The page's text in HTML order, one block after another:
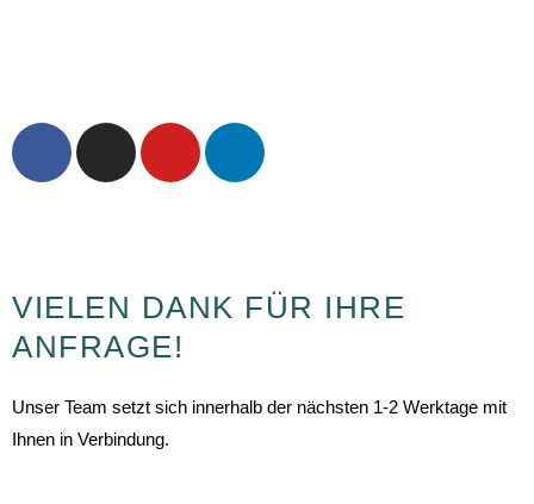
F
o
k
I
r
a
Y
e
L
VIELEN DANK FÜR IHRE
ANFRAGE!
Unser Team setzt sich innerhalb der nächsten 1-2 Werktage mit
Ihnen in Verbindung.